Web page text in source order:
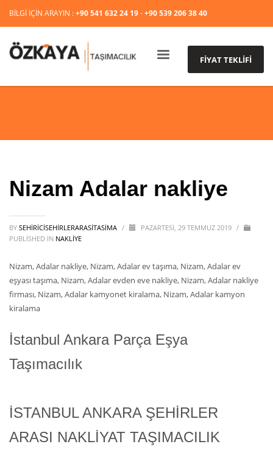
BİLGİ İÇİN ARAYIN :+90 541 632 24 19-+90 539 206 38 40
FİYAT TEKLİFİ
Nizam Adalar nakliye
BY SEHIRICISEHIRLERARASITASIMA / PAZARTESI, 29 TEMMUZ 2019 /
PUBLISHED IN NAKLİYE
Nizam, Adalar nakliye, Nizam, Adalar ev taşıma, Nizam, Adalar ev
eşyası taşıma, Nizam, Adalar evden eve nakliye, Nizam, Adalar nakliye
firması, Nizam, Adalar kamyonet kiralama, Nizam, Adalar kamyon
kiralama
İstanbul Ankara Parça Eşya
Taşımacılık
İSTANBUL ANKARA ŞEHİRLER
ARASI NAKLİYAT TAŞIMACILIK